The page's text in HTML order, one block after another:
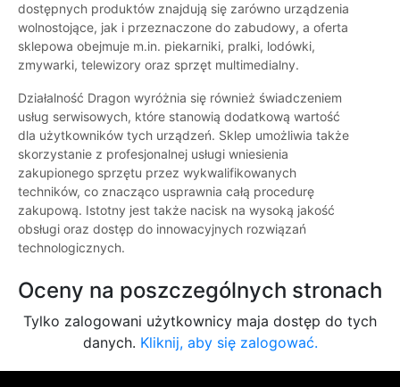
dostępnych produktów znajdują się zarówno urządzenia
wolnostojące, jak i przeznaczone do zabudowy, a oferta
sklepowa obejmuje m.in. piekarniki, pralki, lodówki,
zmywarki, telewizory oraz sprzęt multimedialny.
Działalność Dragon wyróżnia się również świadczeniem
usług serwisowych, które stanowią dodatkową wartość
dla użytkowników tych urządzeń. Sklep umożliwia także
skorzystanie z profesjonalnej usługi wniesienia
zakupionego sprzętu przez wykwalifikowanych
techników, co znacząco usprawnia całą procedurę
zakupową. Istotny jest także nacisk na wysoką jakość
obsługi oraz dostęp do innowacyjnych rozwiązań
technologicznych.
Oceny na poszczególnych stronach
Tylko zalogowani użytkownicy maja dostęp do tych
danych. Kliknij, aby się zalogować.